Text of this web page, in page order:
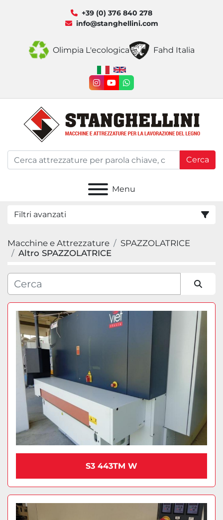
+39 (0) 376 840 278
info@stanghellini.com
Olimpia L'ecologica Fahd Italia
instagram
youtubewhatsapp
Cerca
Menu
Filtri avanzati
Categoria
Produttore
Modello
Macchine e Attrezzature
SPAZZOLATRICE
Altro SPAZZOLATRICE
Ordina per
S3 443TM W